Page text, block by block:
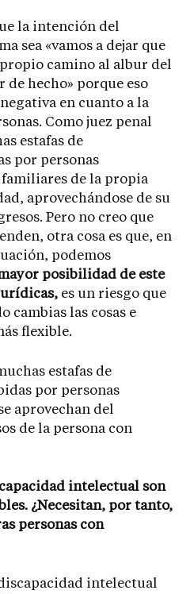
la intención del
sea «vamos a dejar que
camino al albur del
hecho» porque eso
en cuanto a la
Como juez penal
estafas de
por personas
de la propia
aprovechándose de su
Pero no creo que
otra cosa es que, en
podemos
posibilidad de este
es un riesgo que
cambias las cosas e
flexible.
estafas de
por personas
aprovechan del
de la persona con
intelectual son
¿Necesitan, por tanto,
personas con
intelectual